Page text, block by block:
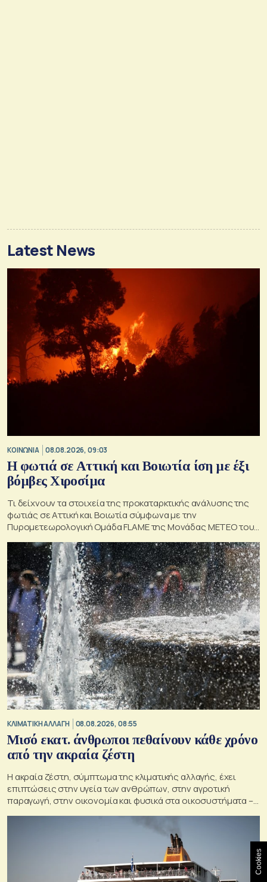
Latest News
ΚΟΙΝΩΝΙΑ 08.08.2026, 09:03
Η φωτιά σε Αττική και Βοιωτία ίση με έξι
βόμβες Χιροσίμα
Τι δείχνουν τα στοιχεία της προκαταρκτικής ανάλυσης της
φωτιάς σε Αττική και Βοιωτία σύμφωνα με την
Πυρομετεωρολογική Ομάδα FLAME της Μονάδας ΜΕΤΕΟ του
ΚΛΙΜΑΤΙΚΗ ΑΛΛΑΓΗ 08.08.2026, 08:55
Μισό εκατ. άνθρωποι πεθαίνουν κάθε χρόνο
από την ακραία ζέστη
Η ακραία ζέστη, σύμπτωμα της κλιματικής αλλαγής, έχει
επιπτώσεις στην υγεία των ανθρώπων, στην αγροτική
παραγωγή, στην οικονομία και φυσικά στα οικοσυστήματα –
Cookies